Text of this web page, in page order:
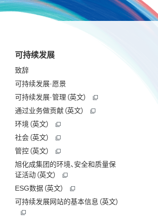
可持续发展
致辞
可持续发展·愿景
可持续发展·管理（英文）
通过业务做贡献（英文）
环境（英文）
社会（英文）
管控（英文）
旭化成集团的环境、安全和质量保
证活动（英文）
ESG数据（英文）
可持续发展网站的基本信息（英文）